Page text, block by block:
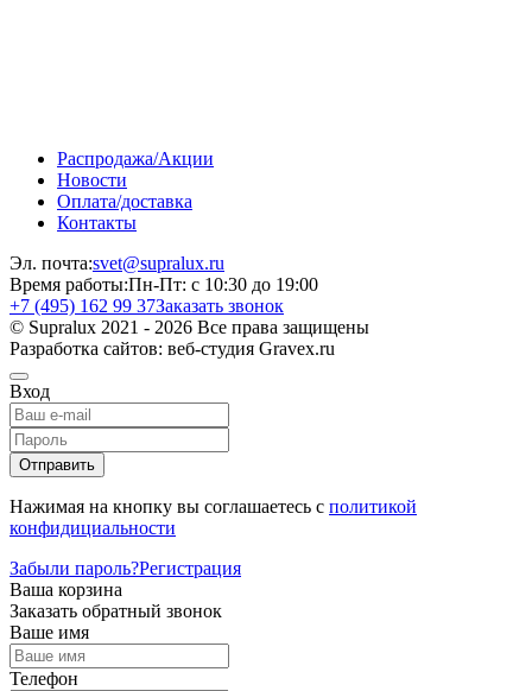
Распродажа/Акции
Новости
Оплата/доставка
Контакты
Эл. почта:svet@supralux.ru
Время работы:Пн-Пт: с 10:30 до 19:00
+7 (495) 162 99 37Заказать звонок
© Supralux 2021 - 2026 Все права защищены
Разработка сайтов: веб-студия Gravex.ru
Вход
Отправить
Нажимая на кнопку вы соглашаетесь с политикой
конфидициальности
Забыли пароль?Регистрация
Ваша корзина
Заказать обратный звонок
Ваше имя
Телефон